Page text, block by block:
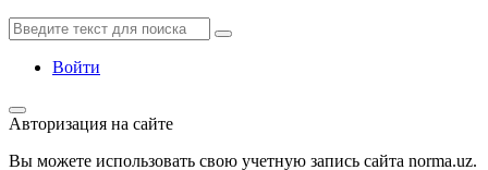
Войти
Авторизация на сайте
Вы можете использовать свою учетную запись сайта norma.uz.